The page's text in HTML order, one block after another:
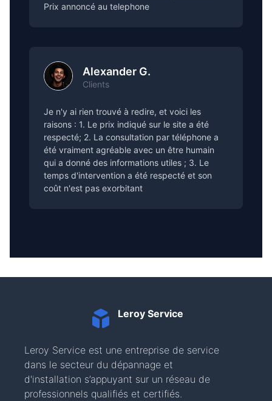
Prix annoncé au telephone
Alexander G.
Clients
Je n'y ai rien trouvé à redire, et voici les
raisons : 1. Le prix indiqué sur le site a été
respecté; 2. La consultation par téléphone a
été vraiment agréable avec un être humain
qui a donné des informations utiles ; 3. Le
temps d'intervention a été respecté et son
coût n'est pas exorbitant
Leroy Service
Leroy Service est une entreprise de service
dans le secteur du dépannage et
d'installation s’appuyant sur un réseau de
professionnels qualifiés et certifiés.